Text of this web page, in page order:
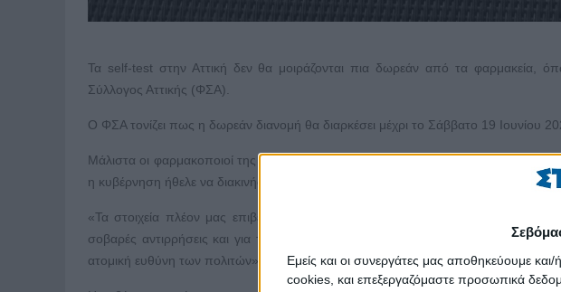
Εμείς και οι συνεργάτες μας αποθηκεύουμε
cookies, και επεξεργαζόμαστε προσωπικά
Τα self-test στην Αττική δεν θα μοιράζονται πια δωρεάν από τα φαρμακεία,
Σύλλογος Αττικής (ΦΣΑ).
Ο ΦΣΑ τονίζει πως η δωρεάν διανομή θα διαρκέσει μέχρι το Σάββατο 19 Ιουνίου
Μάλιστα οι φαρμακοποιοί της Αττικής καταγγέλλουν πως είχαν από την αρχή
η κυβέρνηση ήθελε να διακινήσει στους πολίτες.
«Τα στοιχεία πλέον μας επιβεβαιώνουν ότι το 90% των θετικών self-test είναι
σοβαρές αντιρρήσεις και για την πολιτική της κυβέρνησης για την
ατομική ευθύνη των πολιτών».